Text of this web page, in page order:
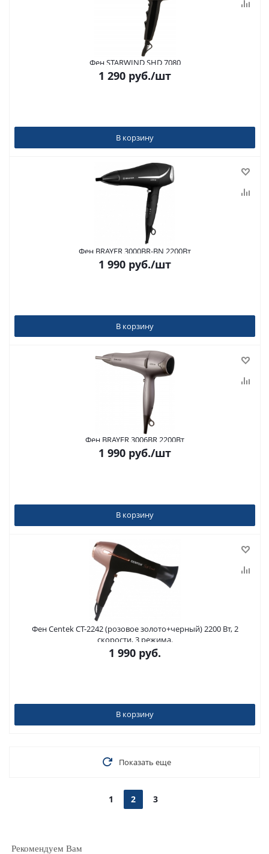
Фен STARWIND SHD 7080
1 290 руб./шт
В корзину
Фен BRAYER 3000BR-BN 2200Вт
1 990 руб./шт
В корзину
Фен BRAYER 3006BR 2200Вт
1 990 руб./шт
В корзину
Фен Centek CT-2242 (розовое золото+черный) 2200 Вт, 2
скорости, 3 режима.
1 990 руб.
В корзину
Показать еще
1 2 3
Рекомендуем Вам